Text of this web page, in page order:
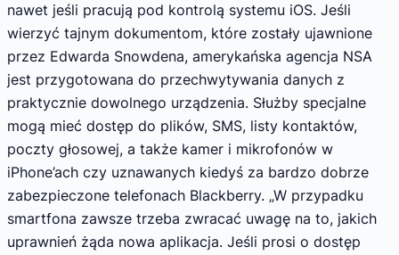
nawet jeśli pracują pod kontrolą systemu iOS. Jeśli
wierzyć tajnym dokumentom, które zostały ujawnione
przez Edwarda Snowdena, amerykańska agencja NSA
jest przygotowana do przechwytywania danych z
praktycznie dowolnego urządzenia. Służby specjalne
mogą mieć dostęp do plików, SMS, listy kontaktów,
poczty głosowej, a także kamer i mikrofonów w
iPhone’ach czy uznawanych kiedyś za bardzo dobrze
zabezpieczone telefonach Blackberry. „W przypadku
smartfona zawsze trzeba zwracać uwagę na to, jakich
uprawnień żąda nowa aplikacja. Jeśli prosi o dostęp